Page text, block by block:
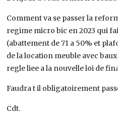
Comment va se passer la
regime micro bic en 2023 qui
(abattement de 71 a 50% et
de la location meuble avec
regle liee a la nouvelle loi de
Faudra t il obligatoirement
Cdt.